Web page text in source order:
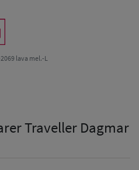
lava mel.-L
Traveller Dagmar